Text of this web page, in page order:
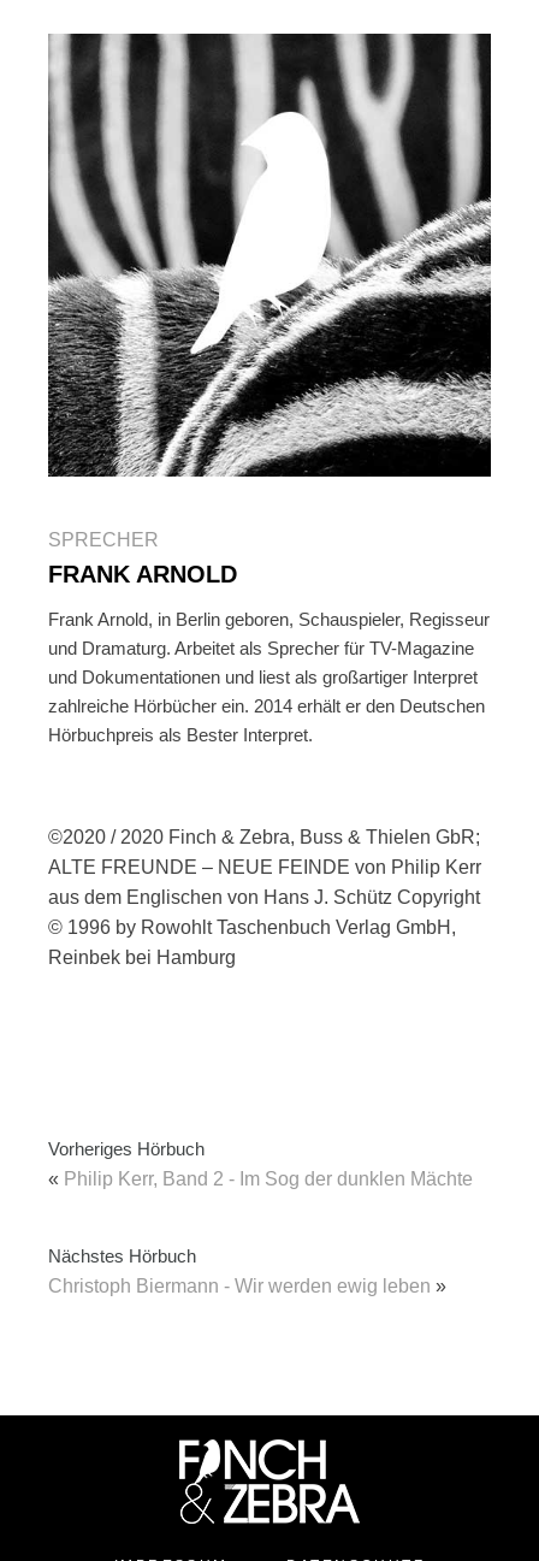
SPRECHER
FRANK ARNOLD
Frank Arnold, in Berlin geboren, Schauspieler, Regisseur
und Dramaturg. Arbeitet als Sprecher für TV-Magazine
und Dokumentationen und liest als großartiger Interpret
zahlreiche Hörbücher ein. 2014 erhält er den Deutschen
Hörbuchpreis als Bester Interpret.
©2020 / 2020 Finch & Zebra, Buss & Thielen GbR;
ALTE FREUNDE – NEUE FEINDE von Philip Kerr
aus dem Englischen von Hans J. Schütz Copyright
© 1996 by Rowohlt Taschenbuch Verlag GmbH,
Reinbek bei Hamburg
Vorheriges Hörbuch
« Philip Kerr, Band 2 - Im Sog der dunklen Mächte
Nächstes Hörbuch
Christoph Biermann - Wir werden ewig leben »